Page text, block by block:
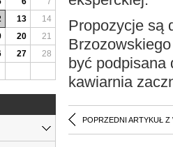
Propozycje są
być podpisana
kawiarnia
POPRZEDNI ARTYKUŁ Z
13
14
20
21
27
28